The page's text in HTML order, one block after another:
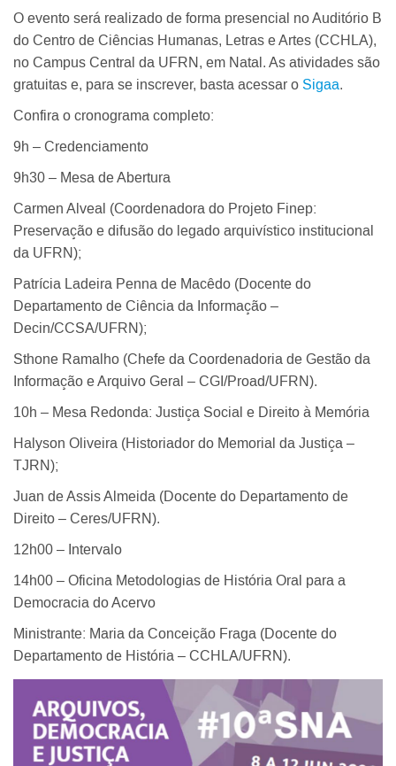
O evento será realizado de forma presencial no Auditório B
do Centro de Ciências Humanas, Letras e Artes (CCHLA),
no Campus Central da UFRN, em Natal. As atividades são
gratuitas e, para se inscrever, basta acessar o Sigaa.
Confira o cronograma completo:
9h – Credenciamento
9h30 – Mesa de Abertura
Carmen Alveal (Coordenadora do Projeto Finep:
Preservação e difusão do legado arquivístico institucional
da UFRN);
Patrícia Ladeira Penna de Macêdo (Docente do
Departamento de Ciência da Informação –
Decin/CCSA/UFRN);
Sthone Ramalho (Chefe da Coordenadoria de Gestão da
Informação e Arquivo Geral – CGI/Proad/UFRN).
10h – Mesa Redonda: Justiça Social e Direito à Memória
Halyson Oliveira (Historiador do Memorial da Justiça –
TJRN);
Juan de Assis Almeida (Docente do Departamento de
Direito – Ceres/UFRN).
12h00 – Intervalo
14h00 – Oficina Metodologias de História Oral para a
Democracia do Acervo
Ministrante: Maria da Conceição Fraga (Docente do
Departamento de História – CCHLA/UFRN).